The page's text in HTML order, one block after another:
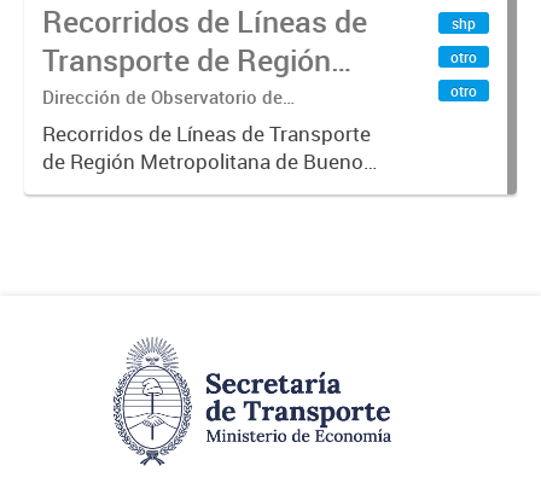
Recorridos de Líneas de
Transporte de Región
Metropolitana de
Buenos Aires (RMBA)
Dirección de Observatorio de
Transporte, Estudio y Sistemas
Recorridos de Líneas de Transporte
de Región Metropolitana de Buenos
Aires (RMBA).-
shp
otro
otro